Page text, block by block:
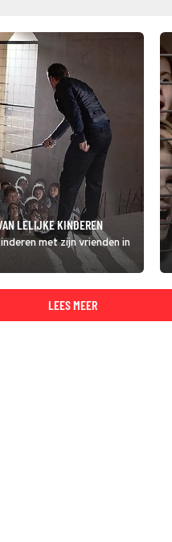
LELIJKE KINDEREN
met zijn vrienden in
LEES MEER